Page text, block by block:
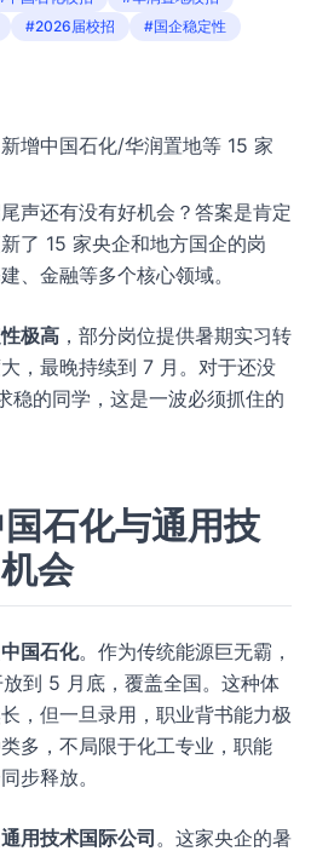
#2026届校招
#国企稳定性
增中国石化/华润置地等 15 家
声还有没有好机会？答案是肯定
了 15 家央企和地方国企的岗
、金融等多个核心领域。
极高 ，部分岗位提供暑期实习转
，最晚持续到 7 月。对于还没
的同学，这是一波必须抓住的
石化与通用技
会
中国石化。作为传统能源巨无霸，
到 5 月底，覆盖全国。这种体
，但一旦录用，职业背书能力极
多，不局限于化工专业，职能
步释放。
通用技术国际公司 。这家央企的暑